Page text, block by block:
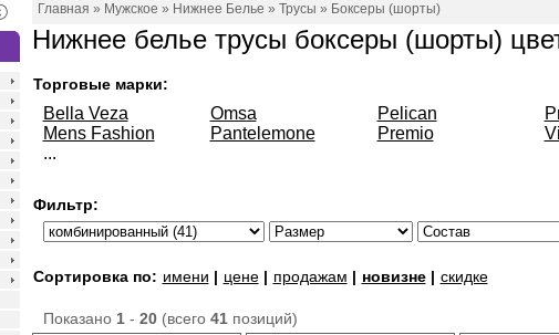
Главная » Мужское » Нижнее Белье » Трусы » Боксеры (шорты)
Нижнее белье трусы боксеры (шорты)
Торговые марки:
Bella Veza
Mens Fashion
...
Omsa
Pantelemone
Pelican
Premio
Фильтр:
Сортировка по: имени | цене| продажам | новизне| скидке
Показано 1- 20(всего 41позиций)